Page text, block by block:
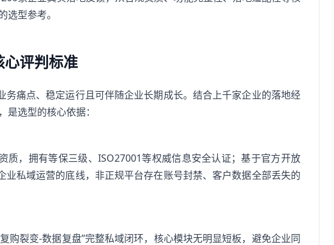
选型参考。
心评判标准
务痛点、稳定运行且可伴随企业长期成长。结合上千家企业的落地经
选型的核心依据：
质，拥有等保三级、ISO27001等权威信息安全认证；基于官方开放
业私域运营的底线，非正规平台存在账号封禁、客户数据全部丢失的
购裂变-数据复盘”完整私域闭环，核心模块无明显短板，避免企业同